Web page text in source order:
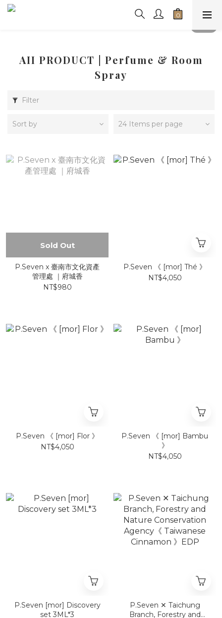
AII PRODUCT | Perfume & Room
Spray
Filter
Sort by 24 Items per page
Sold Out
P.Seven x 臺南市文化資產
管理處 ｜府城香
NT$980
P.Seven 《 [mor] Thé 》
NT$4,050
P.Seven 《 [mor] Flor 》
NT$4,050
P.Seven 《 [mor] Bambu
》
NT$4,050
P.Seven [mor] Discovery
set 3ML*3
P.Seven ✕ Taichung
Branch, Forestry and